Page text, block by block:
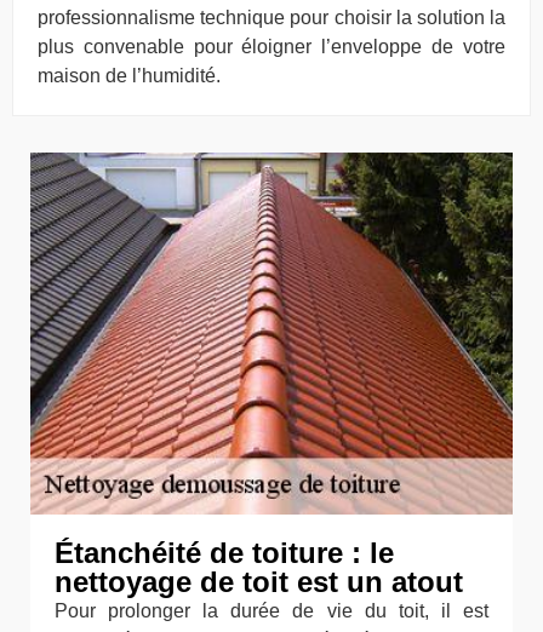
professionnalisme technique pour choisir la solution la
plus convenable pour éloigner l’enveloppe de votre
maison de l’humidité.
Étanchéité de toiture : le
nettoyage de toit est un atout
Pour prolonger la durée de vie du toit, il est